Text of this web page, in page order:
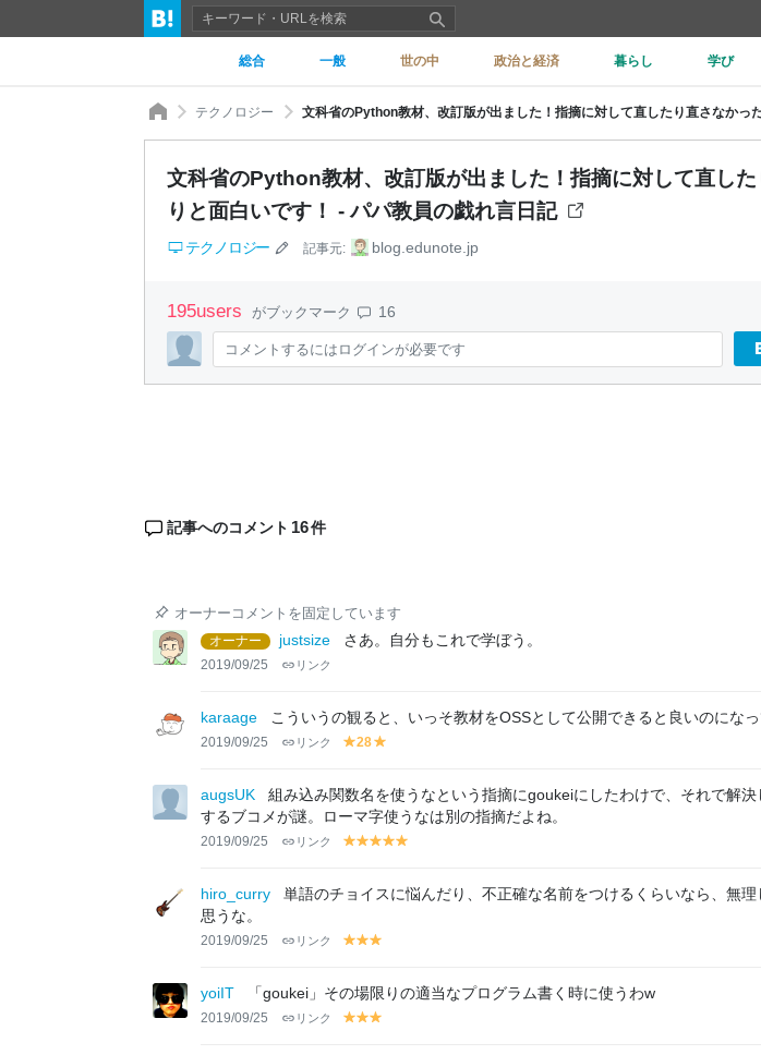
総合 一般 世の中 政治と経済 暮らし 学び
テクノロジー
文科省のPython教材、改訂版が出ました！指摘に対して直し
りと面白いです！ - パパ教員の戯れ言日記
テクノロジー 記事元: blog.edunote.jp
195users がブックマーク 16
コメントするにはログインが必要です
記事へのコメント 16件
オーナーコメントを固定しています
オーナー justsize さあ。自分もこれで学ぼう。
2019/09/25 リンク
karaage こういうの観ると、いっそ教材をOSSとして公開できると良いのになっ
2019/09/25 リンク
y
lo
28
lo
w
augsUK
組み込み関数名を使うなという指摘にgoukeiにしたわけで、それで解
するブコメが謎。ローマ字使うなは別の指摘だよね。
2019/09/25 リンク
y
lo
y
lo
y
lo
y
lolo
hiro_curry
単語のチョイスに悩んだり、不正確な名前をつけるくらいなら、無理
思うな。
2019/09/25 リンク
y
lo
w
y
lo
w
lo
w
yoiIT 「goukei」その場限りの適当なプログラム書く時に使うわw
2019/09/25 リンク
y y